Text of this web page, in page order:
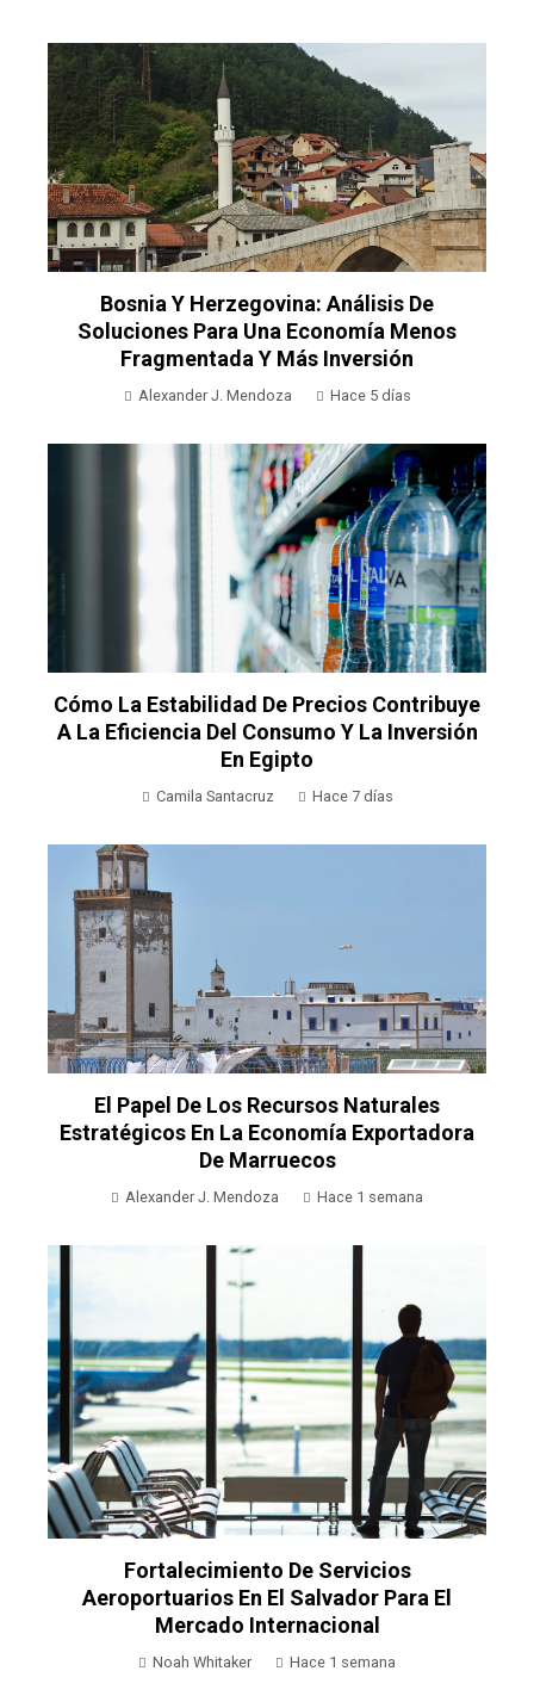
Bosnia Y Herzegovina: Análisis De
Soluciones Para Una Economía Menos
Fragmentada Y Más Inversión
Alexander J. Mendoza Hace 5 días
Cómo La Estabilidad De Precios Contribuye
A La Eficiencia Del Consumo Y La Inversión
En Egipto
Camila Santacruz Hace 7 días
El Papel De Los Recursos Naturales
Estratégicos En La Economía Exportadora
De Marruecos
Alexander J. Mendoza Hace 1 semana
Fortalecimiento De Servicios
Aeroportuarios En El Salvador Para El
Mercado Internacional
Noah Whitaker Hace 1 semana